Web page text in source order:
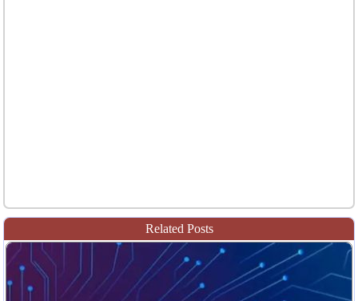
Related Posts